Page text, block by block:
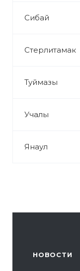
Сибай
Стерлитамак
Туймазы
Учалы
Янаул
НОВОСТИ